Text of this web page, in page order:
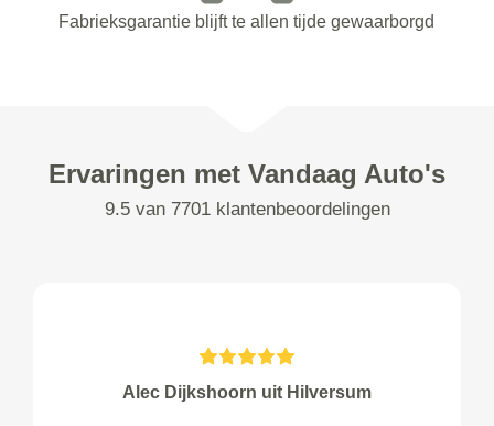
Fabrieksgarantie blijft te allen tijde gewaarborgd
Ervaringen met Vandaag Auto's
9.5 van 7701 klantenbeoordelingen
Alec Dijkshoorn uit Hilversum